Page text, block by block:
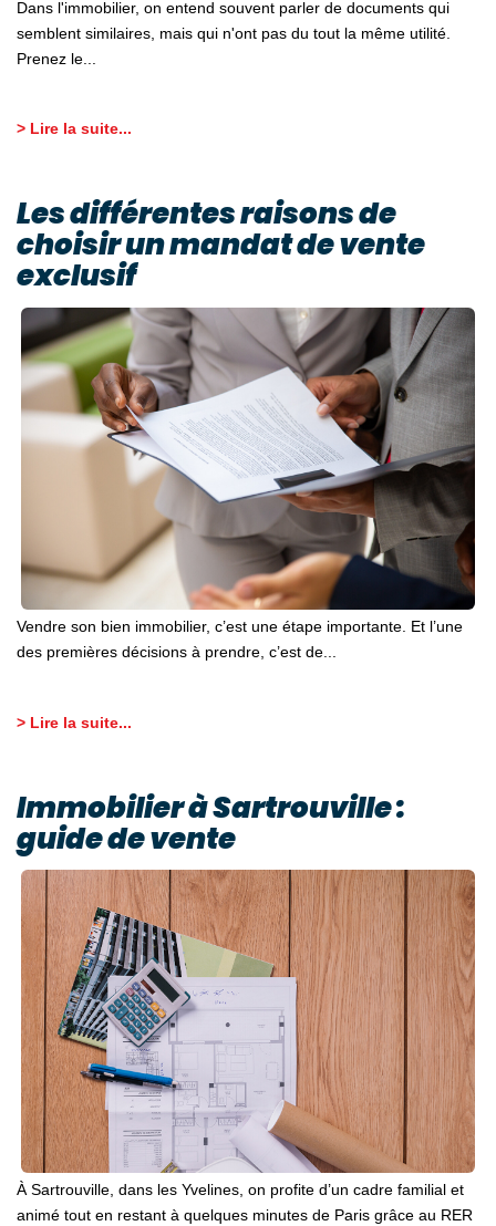
Dans l'immobilier, on entend souvent parler de documents qui
semblent similaires, mais qui n'ont pas du tout la même utilité.
Prenez le...
> Lire la suite...
Les différentes raisons de
choisir un mandat de vente
exclusif
Vendre son bien immobilier, c’est une étape importante. Et l’une
des premières décisions à prendre, c’est de...
> Lire la suite...
Immobilier à Sartrouville :
guide de vente
À Sartrouville, dans les Yvelines, on profite d’un cadre familial et
animé tout en restant à quelques minutes de Paris grâce au RER